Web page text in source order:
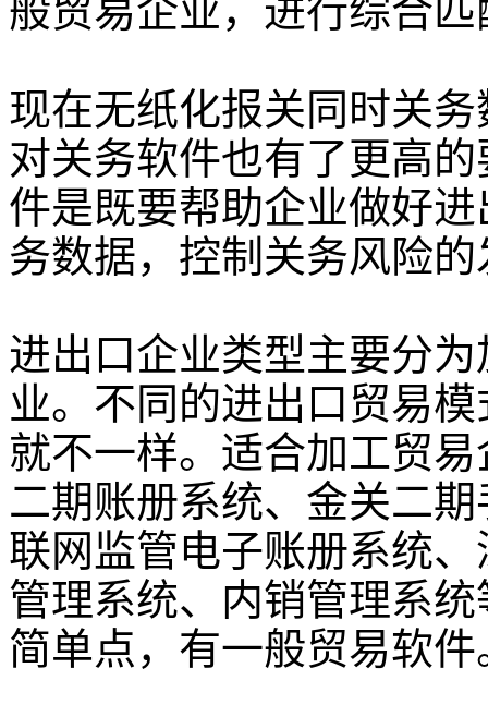
般贸易企业，进行综合
现在无纸化报关同时关
对关务软件也有了更高
件是既要帮助企业做好
务数据，控制关务风险的
进出口企业类型主要分
业。不同的进出口贸易
就不一样。适合加工贸
二期账册系统、金关二
联网监管电子账册系统
管理系统、内销管理系
简单点，有一般贸易软件